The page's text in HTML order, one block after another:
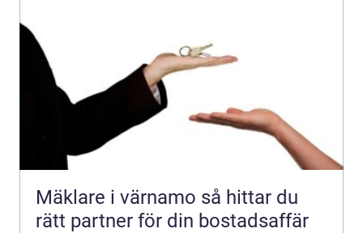
Mäklare i värnamo så hittar du
rätt partner för din bostadsaffär